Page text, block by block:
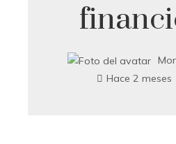
Hace 2 meses